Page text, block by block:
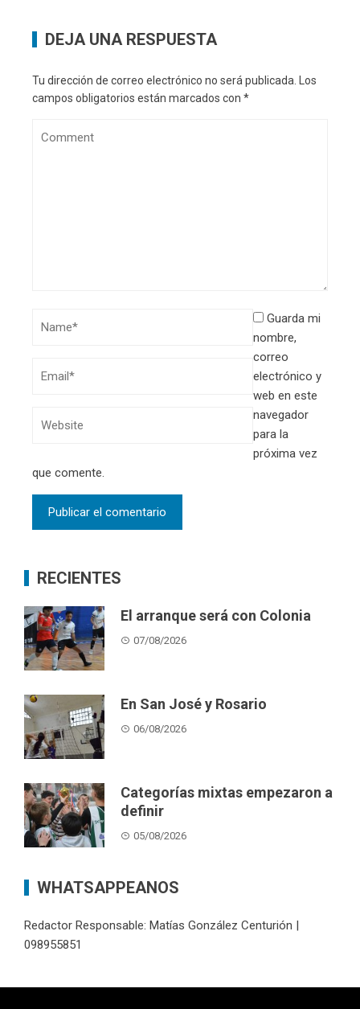
DEJA UNA RESPUESTA
Tu dirección de correo electrónico no será publicada. Los
campos obligatorios están marcados con *
Guarda mi
nombre,
correo
electrónico y
web en este
navegador
para la
próxima vez
que comente.
RECIENTES
El arranque será con Colonia
07/08/2026
En San José y Rosario
06/08/2026
Categorías mixtas empezaron a
definir
05/08/2026
WHATSAPPEANOS
Redactor Responsable: Matías González Centurión |
098955851